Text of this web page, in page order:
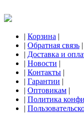
| Корзина |
| Обратная связь |
| Доставка и
| Новости |
| Контакты |
| Гарантии |
| Оптовикам |
| Политика
|